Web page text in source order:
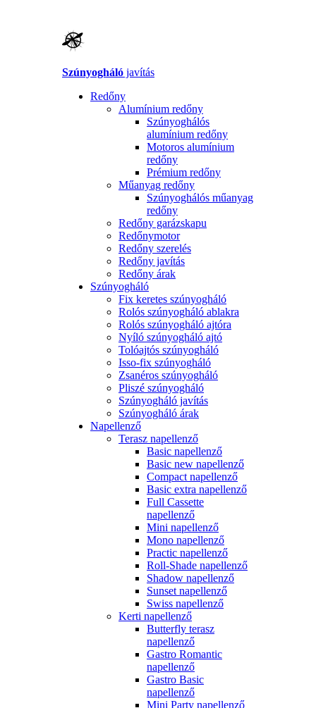
Szúnyogháló javítás
Redőny
Alumínium redőny
Szúnyoghálós
alumínium redőny
Motoros alumínium
redőny
Prémium redőny
Műanyag redőny
Szúnyoghálós műanyag
redőny
Redőny garázskapu
Redőnymotor
Redőny szerelés
Redőny javítás
Redőny árak
Szúnyogháló
Fix keretes szúnyogháló
Rolós szúnyogháló ablakra
Rolós szúnyogháló ajtóra
Nyíló szúnyogháló ajtó
Tolóajtós szúnyogháló
Isso-fix szúnyogháló
Zsanéros szúnyogháló
Pliszé szúnyogháló
Szúnyogháló javítás
Szúnyogháló árak
Napellenző
Terasz napellenző
Basic napellenző
Basic new napellenző
Compact napellenző
Basic extra napellenző
Full Cassette
napellenző
Mini napellenző
Mono napellenző
Practic napellenző
Roll-Shade napellenző
Shadow napellenző
Sunset napellenző
Swiss napellenző
Kerti napellenző
Butterfly terasz
napellenző
Gastro Romantic
napellenző
Gastro Basic
napellenző
Mini Party napellenző